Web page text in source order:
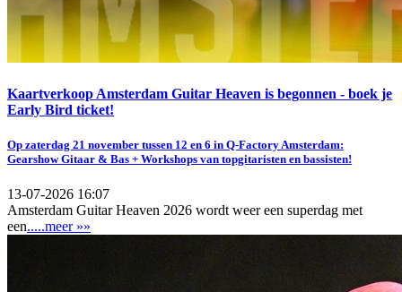
Kaartverkoop Amsterdam Guitar Heaven is begonnen - boek je
Early Bird ticket!
Op zaterdag 21 november tussen 12 en 6 in Q-Factory Amsterdam:
Gearshow Gitaar & Bas + Workshops van topgitaristen en bassisten!
13-07-2026 16:07
Amsterdam Guitar Heaven 2026 wordt weer een superdag met
een.....meer »»